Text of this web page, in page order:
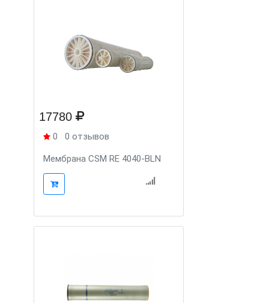
17780
0 0 отзывов
Мембрана CSM RE 4040-BLN